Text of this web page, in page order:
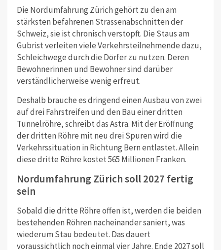
Die Nordumfahrung Zürich gehört zu den am
stärksten befahrenen Strassenabschnitten der
Schweiz, sie ist chronisch verstopft. Die Staus am
Gubrist verleiten viele Verkehrsteilnehmende dazu,
Schleichwege durch die Dörfer zu nutzen. Deren
Bewohnerinnen und Bewohner sind darüber
verständlicherweise wenig erfreut.
Deshalb brauche es dringend einen Ausbau von zwei
auf drei Fahrstreifen und den Bau einer dritten
Tunnelröhre, schreibt das Astra. Mit der Eröffnung
der dritten Röhre mit neu drei Spuren wird die
Verkehrssituation in Richtung Bern entlastet. Allein
diese dritte Röhre kostet 565 Millionen Franken.
Nordumfahrung Zürich soll 2027 fertig
sein
Sobald die dritte Röhre offen ist, werden die beiden
bestehenden Röhren nacheinander saniert, was
wiederum Stau bedeutet. Das dauert
voraussichtlich noch einmal vier Jahre. Ende 2027 soll